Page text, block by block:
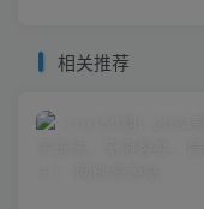
相关推荐